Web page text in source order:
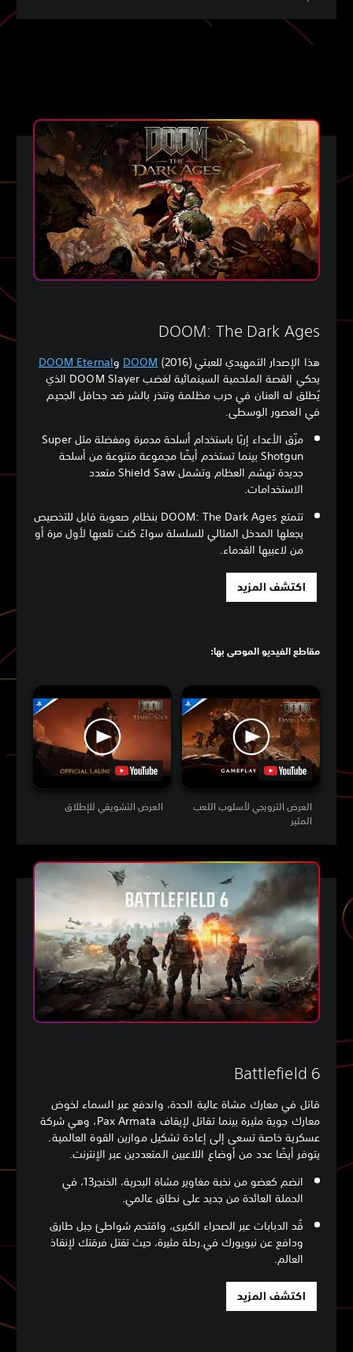
DOOM: The Dark Ages
هذا الإصدار التمهيدي للعبتي DOOM (2016) و
DOOM Eternal
يحكي القصة الملحمية السينمائية لغضب DOOM Slayer الذي
يُطلق له العنان في حرب مظلمة وتنذر بالشر ضد جحافل الجحيم
في العصور الوسطى.
مزّق الأعداء إربًا باستخدام أسلحة مدمرة ومفضلة مثل Super
Shotgun بينما تستخدم أيضًا مجموعة متنوعة من أسلحة
جديدة تهشم العظام وتشمل Shield Saw متعدد
الاستخدامات.
تتمتع DOOM: The Dark Ages بنظام صعوبة قابل للتخصيص
يجعلها المدخل المثالي للسلسلة سواءً كنت تلعبها لأول مرة أو
من لاعبيها القدماء.
اكتشف المزيد
مقاطع الفيديو الموصى بها:
العرض التشويقي للإطلاق
العرض الترويجي لأسلوب اللعب
المثير
Battlefield 6
قاتل في معارك مشاة عالية الحدة، واندفع عبر السماء لخوض
معارك جوية مثيرة بينما تقاتل لإيقاف Pax Armata، وهي شركة
عسكرية خاصة تسعى إلى إعادة تشكيل موازين القوة العالمية.
يتوفر أيضًا عدد من أوضاع اللاعبين المتعددين عبر الإنترنت.
انضم كعضو من نخبة مغاوير مشاة البحرية، الخنجر13، في
الحملة العائدة من جديد على نطاق عالمي.
قُد الدبابات عبر الصحراء الكبرى، واقتحم شواطئ جبل طارق
ودافع عن نيويورك في.رحلة مثيرة، حيث تقتل فرقتك لإنقاذ
العالم.
اكتشف المزيد